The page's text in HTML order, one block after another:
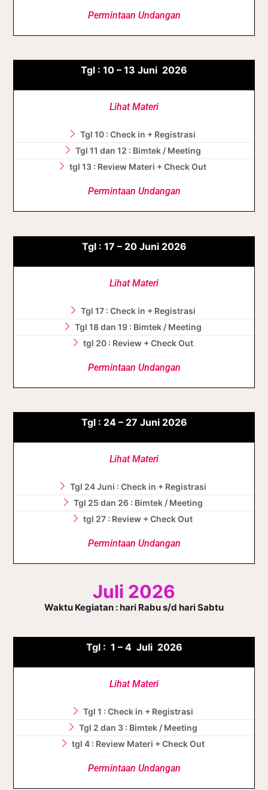
Permintaan Undangan
Tgl : 10 – 13 Juni 2026
Lihat Materi
Tgl 10 : Check in + Registrasi
Tgl 11 dan 12 : Bimtek / Meeting
tgl 13 : Review Materi + Check Out
Permintaan Undangan
Tgl : 17 – 20 Juni 2026
Lihat Materi
Tgl 17 : Check in + Registrasi
Tgl 18 dan 19 : Bimtek / Meeting
tgl 20 : Review + Check Out
Permintaan Undangan
Tgl : 24 – 27 Juni 2026
Lihat Materi
Tgl 24 Juni : Check in + Registrasi
Tgl 25 dan 26 : Bimtek / Meeting
tgl 27 : Review + Check Out
Permintaan Undangan
Juli 2026
Waktu Kegiatan : hari Rabu s/d hari Sabtu
Tgl : 1 – 4 Juli 2026
Lihat Materi
Tgl 1 : Check in + Registrasi
Tgl 2 dan 3 : Bimtek / Meeting
tgl 4 : Review Materi + Check Out
Permintaan Undangan